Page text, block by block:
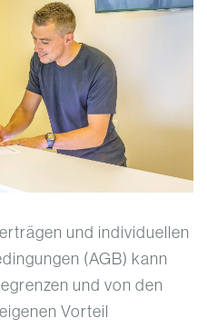
und individuellen
(AGB) kann
und von den
Vorteil